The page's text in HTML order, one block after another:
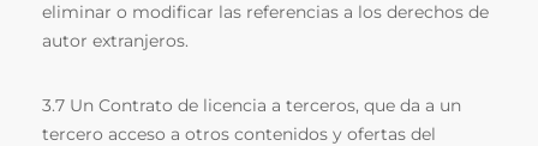
eliminar o modificar las referencias a los derechos de
autor extranjeros.
3.7 Un Contrato de licencia a terceros, que da a un
tercero acceso a otros contenidos y ofertas del